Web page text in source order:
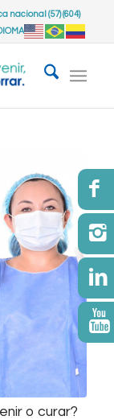
nacional (57) (604)
o curar?